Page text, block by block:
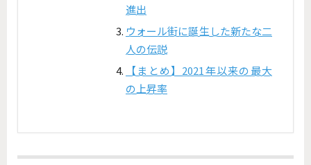
進出
ウォール街に誕生した新たな二
人の伝説
【まとめ】2021年以来の最大
の上昇率